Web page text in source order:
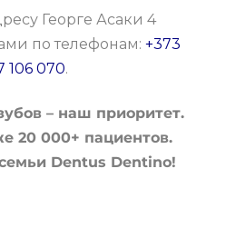
Георге Асаки 4
по телефонам: +373
106 070.
– наш приоритет.
20 000+ пациентов.
Dentus Dentino!